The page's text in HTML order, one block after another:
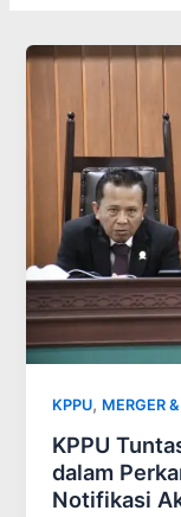
KPPU, MERGER
KPPU
dalam
Notifikasi